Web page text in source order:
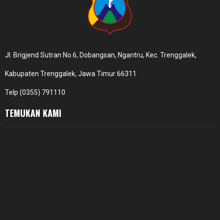
Jl. Brigjend Sutran No.6, Dobangsan, Ngantru, Kec. Trenggalek,
Kabupaten Trenggalek, Jawa Timur 66311
Telp (0355) 791110
TEMUKAN KAMI